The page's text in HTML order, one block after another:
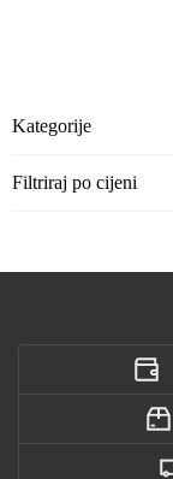
Kategorije
Filtriraj po cijeni